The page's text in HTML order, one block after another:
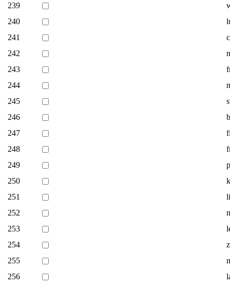
239
240
241
242
243
244
245
246
247
248
249
250
251
252
253
254
255
256